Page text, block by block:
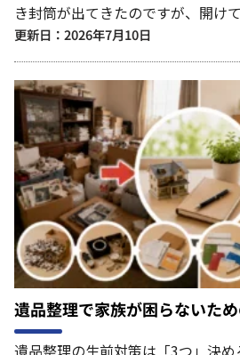
き封筒が出てきたのですが、開け
更新日：2026年7月10日
遺品整理で家族が困らないた